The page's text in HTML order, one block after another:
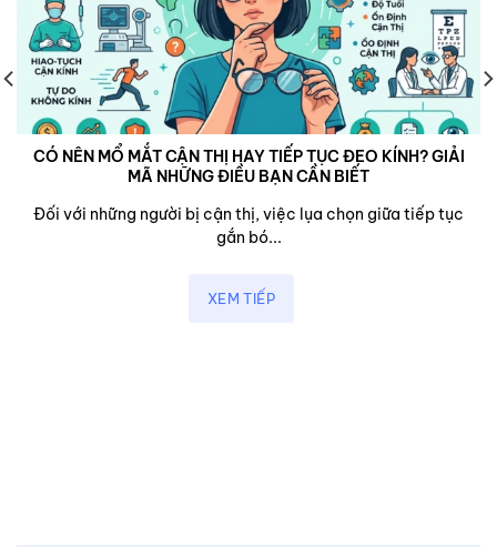
CÓ NÊN MỔ MẮT CẬN THỊ HAY TIẾP TỤC ĐEO KÍNH? GIẢI
MÃ NHỮNG ĐIỀU BẠN CẦN BIẾT
Đối với những người bị cận thị, việc lụa chọn giữa tiếp tục
gắn bó...
XEM TIẾP